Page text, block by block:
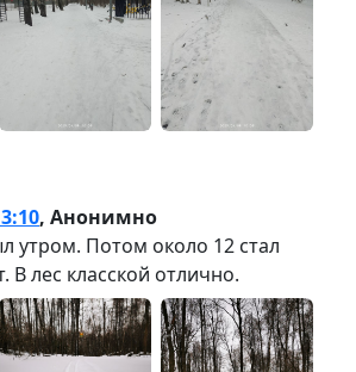
, Анонимно
утром. Потом около 12 стал
В лес класской отлично.